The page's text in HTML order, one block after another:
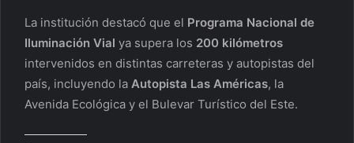
La institución destacó que el Programa Nacional de
Iluminación Vial ya supera los 200 kilómetros
intervenidos en distintas carreteras y autopistas del
país, incluyendo la Autopista Las Américas, la
Avenida Ecológica y el Bulevar Turístico del Este.